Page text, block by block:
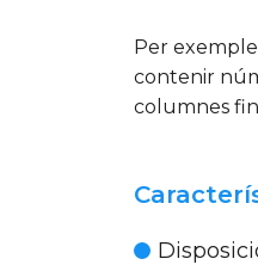
Per
contenir
columnes